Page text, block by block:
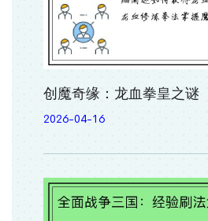
创魔奇缘：龙血拳皇之谜
2026-04-16